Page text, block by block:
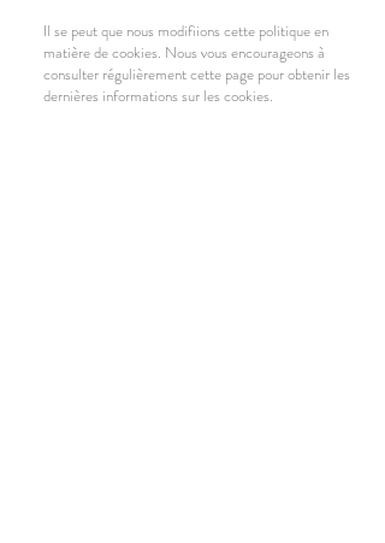
Il se peut que nous modifiions cette politique en
matière de cookies. Nous vous encourageons à
consulter régulièrement cette page pour obtenir les
dernières informations sur les cookies.